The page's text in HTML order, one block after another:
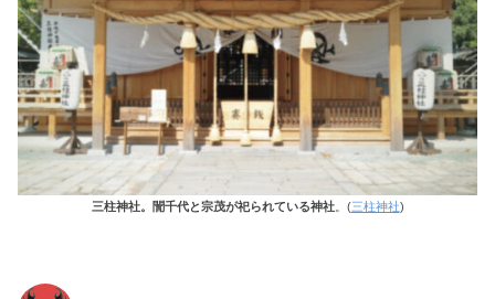
三柱神社。誾千代と宗茂が祀られている神社。(三柱神社)